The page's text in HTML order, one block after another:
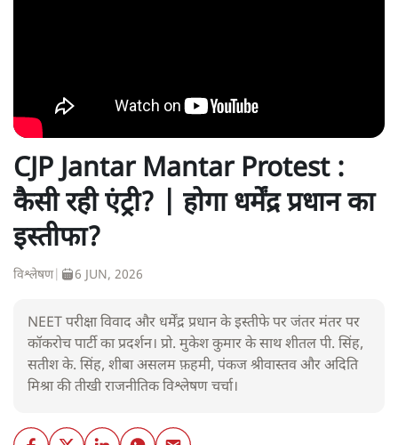
CJP Jantar Mantar Protest :
कैसी रही एंट्री? | होगा धर्मेंद्र प्रधान का
इस्तीफा?
विश्लेषण| 6 JUN, 2026
NEET परीक्षा विवाद और धर्मेंद्र प्रधान के इस्तीफे पर जंतर मंतर पर
कॉकरोच पार्टी का प्रदर्शन। प्रो. मुकेश कुमार के साथ शीतल पी. सिंह,
सतीश के. सिंह, शीबा असलम फ़हमी, पंकज श्रीवास्तव और अदिति
मिश्रा की तीखी राजनीतिक विश्लेषण चर्चा।